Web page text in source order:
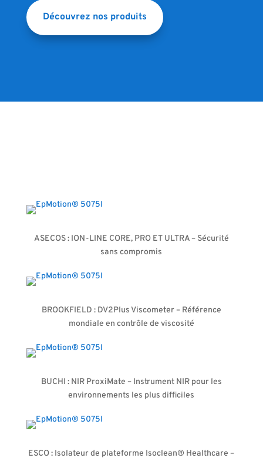
Découvrez nos produits
ASECOS : ION-LINE CORE, PRO ET ULTRA – Sécurité
sans compromis
BROOKFIELD : DV2Plus Viscometer – Référence
mondiale en contrôle de viscosité
BUCHI : NIR ProxiMate – Instrument NIR pour les
environnements les plus difficiles
ESCO : Isolateur de plateforme Isoclean® Healthcare –